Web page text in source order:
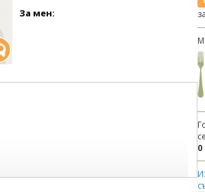
За мен:
0